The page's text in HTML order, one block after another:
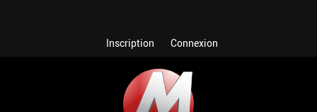
Inscription Connexion